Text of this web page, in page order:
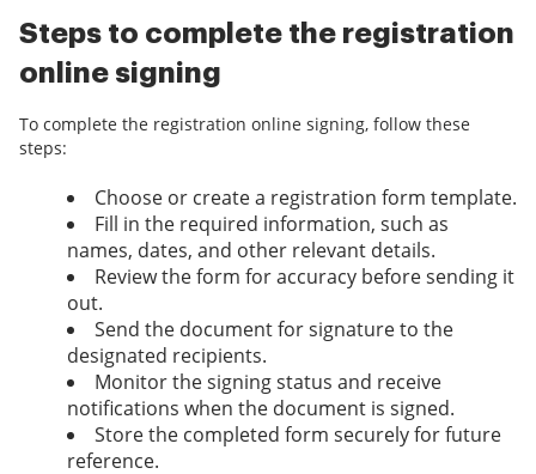
Steps to complete the registration
online signing
To complete the registration online signing, follow these
steps:
Choose or create a registration form template.
Fill in the required information, such as
names, dates, and other relevant details.
Review the form for accuracy before sending it
out.
Send the document for signature to the
designated recipients.
Monitor the signing status and receive
notifications when the document is signed.
Store the completed form securely for future
reference.